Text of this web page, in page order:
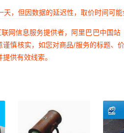
，但因数据的延迟性，取价时间可
网信息服务提供者，阿里巴巴中国
慎核实，如您对商品/服务的标题
供有效线索。